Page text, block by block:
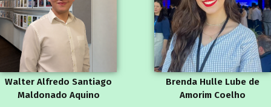
Walter Alfredo Santiago
Maldonado Aquino
Brenda Hulle Lube de
Amorim Coelho